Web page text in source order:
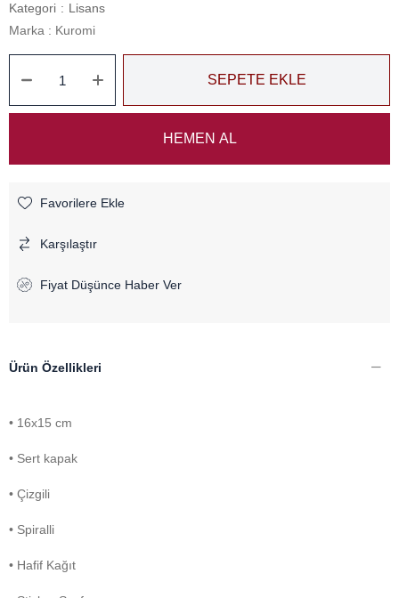
Kategori : Lisans
Marka : Kuromi
Favorilere Ekle
Karşılaştır
Fiyat Düşünce Haber Ver
Ürün Özellikleri
• 16x15 cm
• Sert kapak
• Çizgili
• Spiralli
• Hafif Kağıt